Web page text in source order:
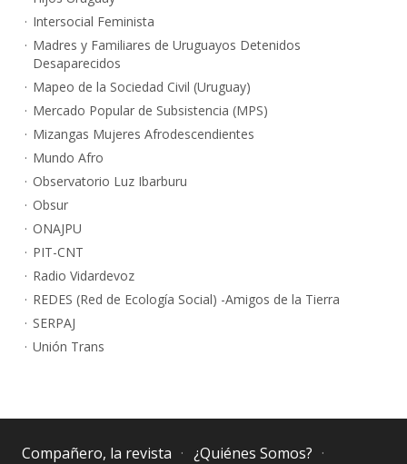
Intersocial Feminista
Madres y Familiares de Uruguayos Detenidos
Desaparecidos
Mapeo de la Sociedad Civil (Uruguay)
Mercado Popular de Subsistencia (MPS)
Mizangas Mujeres Afrodescendientes
Mundo Afro
Observatorio Luz Ibarburu
Obsur
ONAJPU
PIT-CNT
Radio Vidardevoz
REDES (Red de Ecología Social) -Amigos de la Tierra
SERPAJ
Unión Trans
Compañero, la revista
¿Quiénes Somos?